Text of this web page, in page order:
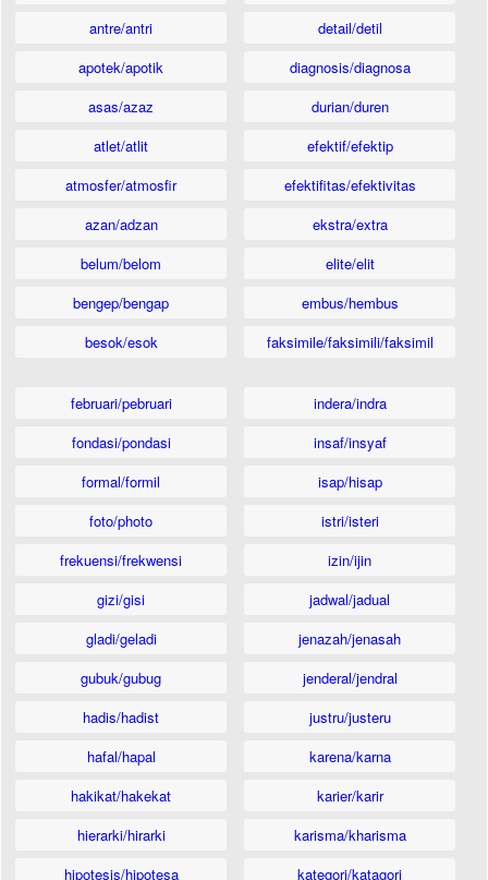
antre/antri
apotek/apotik
asas/azaz
atlet/atlit
atmosfer/atmosfir
azan/adzan
belum/belom
bengep/bengap
besok/esok
detail/detil
diagnosis/diagnosa
durian/duren
efektif/efektip
efektifitas/efektivitas
ekstra/extra
elite/elit
embus/hembus
faksimile/faksimili/faksimil
februari/pebruari
fondasi/pondasi
formal/formil
foto/photo
frekuensi/frekwensi
gizi/gisi
gladi/geladi
gubuk/gubug
hadis/hadist
hafal/hapal
hakikat/hakekat
hierarki/hirarki
hipotesis/hipotesa
indera/indra
insaf/insyaf
isap/hisap
istri/isteri
izin/ijin
jadwal/jadual
jenazah/jenasah
jenderal/jendral
justru/justeru
karena/karna
karier/karir
karisma/kharisma
kategori/katagori